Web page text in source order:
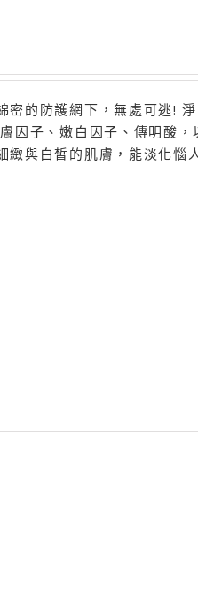
密的防護網下，無處可逃!
因子、嫩白因子、傳明酸，
緻與白皙的肌膚，能淡化惱